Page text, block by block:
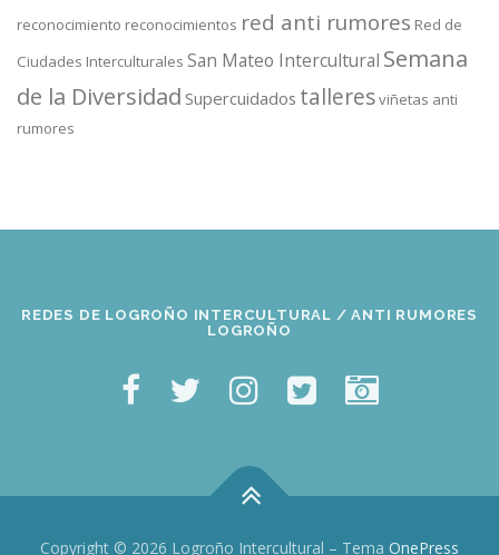
reconocimiento reconocimientos red anti rumores Red de
Ciudades Interculturales San Mateo Intercultural Semana
de la Diversidad Supercuidados talleresviñetas anti
rumores
REDES DE LOGROÑO INTERCULTURAL / ANTI RUMORES
LOGROÑO
Copyright © 2026 Logroño Intercultural – Tema OnePress